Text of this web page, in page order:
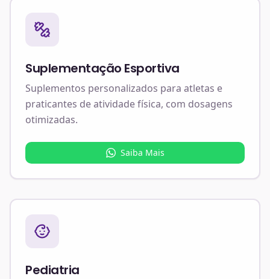
Suplementação Esportiva
Suplementos personalizados para atletas e
praticantes de atividade física, com dosagens
otimizadas.
Saiba Mais
Pediatria